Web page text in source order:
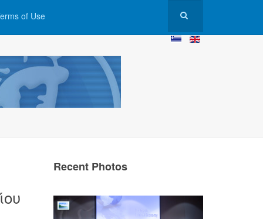
of Use
Recent Photos